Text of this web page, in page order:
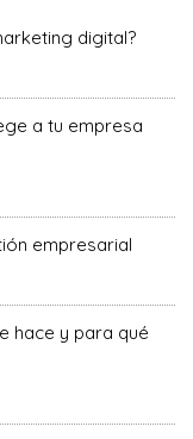
digital?
a tu empresa
empresarial
hace y para qué